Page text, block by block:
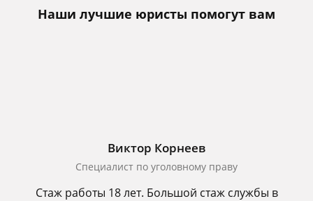
Наши лучшие юристы помогут вам
Виктор Корнеев
Cпециалист по уголовному праву
Стаж работы 18 лет. Большой стаж службы в